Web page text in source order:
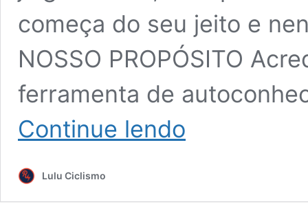
começa do seu jeito e
NOSSO PROPÓSITO
ferramenta de
Continue lendo
Lulu Ciclismo